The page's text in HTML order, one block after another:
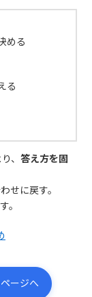
める
る
、答え方を固
せに戻す。
。
ージへ